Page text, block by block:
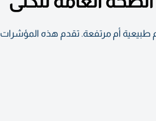
طبيعية أم مرتفعة. تقدم هذه المؤشرات